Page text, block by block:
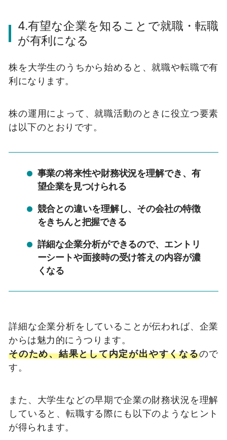
4.有望な企業を知ることで就職・転職
が有利になる
株を大学生のうちから始めると、就職や転職で有
利になります。
株の運用によって、就職活動のときに役立つ要素
は以下のとおりです。
事業の将来性や財務状況を理解でき、有
望企業を見つけられる
競合との違いを理解し、その会社の特徴
をきちんと把握できる
詳細な企業分析ができるので、エントリ
ーシートや面接時の受け答えの内容が濃
くなる
詳細な企業分析をしていることが伝われば、企業
からは魅力的にうつります。
そのため、結果として内定が出やすくなるので
す。
また、大学生などの早期で企業の財務状況を理解
していると、転職する際にも以下のようなヒント
が得られます。